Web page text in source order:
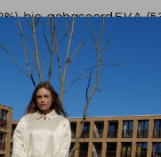
bio-gebaseerd E.V.A.
mineraal silica (23%),